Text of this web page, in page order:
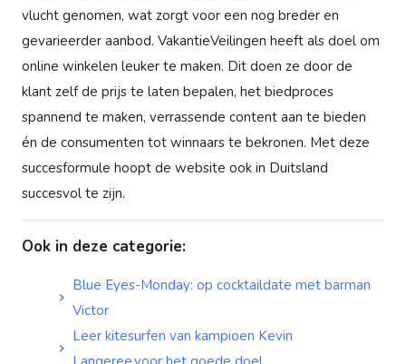
vlucht genomen, wat zorgt voor een nog breder en
gevarieerder aanbod. VakantieVeilingen heeft als doel om
online winkelen leuker te maken. Dit doen ze door de
klant zelf de prijs te laten bepalen, het biedproces
spannend te maken, verrassende content aan te bieden
én de consumenten tot winnaars te bekronen. Met deze
succesformule hoopt de website ook in Duitsland
succesvol te zijn.
Ook in deze categorie:
Blue Eyes-Monday: op cocktaildate met barman
Victor
Leer kitesurfen van kampioen Kevin